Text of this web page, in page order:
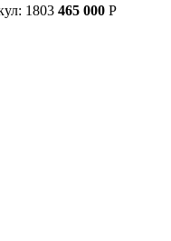
1803 465 000 Р